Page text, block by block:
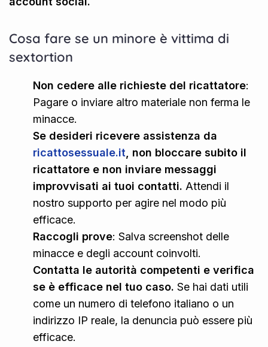
Cosa fare se un minore è vittima di
sextortion
Non cedere alle richieste del ricattatore:
Pagare o inviare altro materiale non ferma le
minacce.
Se desideri ricevere assistenza da
ricattosessuale.it, non bloccare subito il
ricattatore e non inviare messaggi
improvvisati ai tuoi contatti. Attendi il
nostro supporto per agire nel modo più
efficace.
Raccogli prove: Salva screenshot delle
minacce e degli account coinvolti.
Contatta le autorità competenti e verifica
se è efficace nel tuo caso. Se hai dati utili
come un numero di telefono italiano o un
indirizzo IP reale, la denuncia può essere più
efficace.